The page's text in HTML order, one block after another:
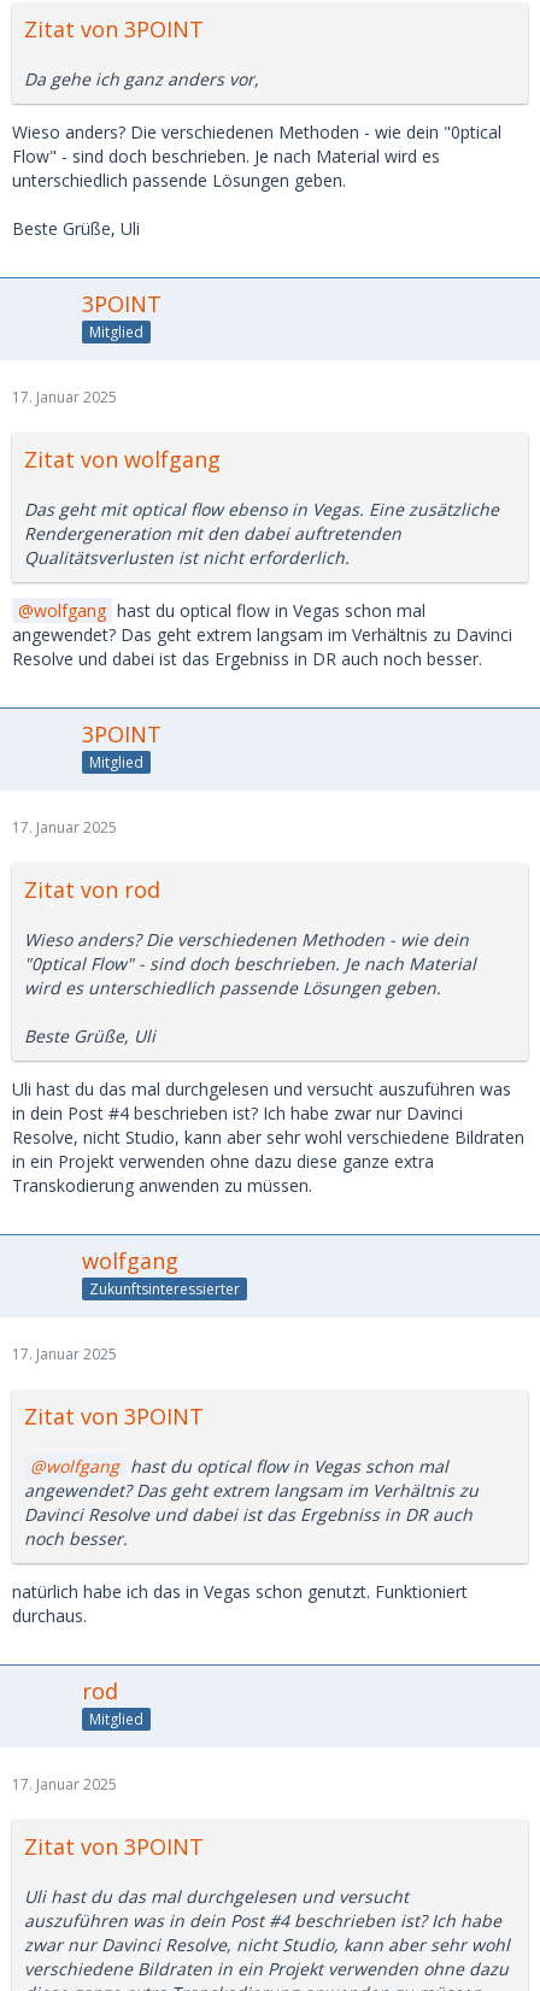
Zitat von 3POINT
Da gehe ich ganz anders vor,
Wieso anders? Die verschiedenen Methoden - wie dein "0ptical
Flow" - sind doch beschrieben. Je nach Material wird es
unterschiedlich passende Lösungen geben.
Beste Grüße, Uli
3POINT
Mitglied
17. Januar 2025
Zitat von wolfgang
Das geht mit optical flow ebenso in Vegas. Eine zusätzliche
Rendergeneration mit den dabei auftretenden
Qualitätsverlusten ist nicht erforderlich.
wolfgang hast du optical flow in Vegas schon mal
angewendet? Das geht extrem langsam im Verhältnis zu Davinci
Resolve und dabei ist das Ergebniss in DR auch noch besser.
3POINT
Mitglied
17. Januar 2025
Zitat von rod
Wieso anders? Die verschiedenen Methoden - wie dein
"0ptical Flow" - sind doch beschrieben. Je nach Material
wird es unterschiedlich passende Lösungen geben.
Beste Grüße, Uli
Uli hast du das mal durchgelesen und versucht auszuführen was
in dein Post #4 beschrieben ist? Ich habe zwar nur Davinci
Resolve, nicht Studio, kann aber sehr wohl verschiedene Bildraten
in ein Projekt verwenden ohne dazu diese ganze extra
Transkodierung anwenden zu müssen.
wolfgang
Zukunftsinteressierter
17. Januar 2025
Zitat von 3POINT
wolfgang hast du optical flow in Vegas schon mal
angewendet? Das geht extrem langsam im Verhältnis zu
Davinci Resolve und dabei ist das Ergebniss in DR auch
noch besser.
natürlich habe ich das in Vegas schon genutzt. Funktioniert
durchaus.
rod
Mitglied
17. Januar 2025
Zitat von 3POINT
Uli hast du das mal durchgelesen und versucht
auszuführen was in dein Post #4 beschrieben ist? Ich habe
zwar nur Davinci Resolve, nicht Studio, kann aber sehr wohl
verschiedene Bildraten in ein Projekt verwenden ohne dazu